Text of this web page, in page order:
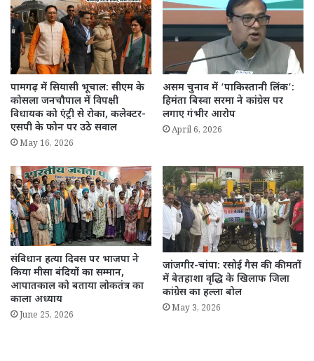
पामगढ़ में सियासी भूचाल: सीएम के
कोसला जनचौपाल में विपक्षी
विधायक को एंट्री से रोका, कलेक्टर-
एसपी के फोन पर उठे सवाल
May 16, 2026
असम चुनाव में ‘पाकिस्तानी लिंक’:
हिमंता बिस्वा सरमा ने कांग्रेस पर
लगाए गंभीर आरोप
April 6, 2026
संविधान हत्या दिवस पर भाजपा ने
किया मीसा बंदियों का सम्मान,
आपातकाल को बताया लोकतंत्र का
काला अध्याय
June 25, 2026
जांजगीर-चांपा: रसोई गैस की कीमतों
में बेतहाशा वृद्धि के खिलाफ जिला
कांग्रेस का हल्ला बोल
May 3, 2026